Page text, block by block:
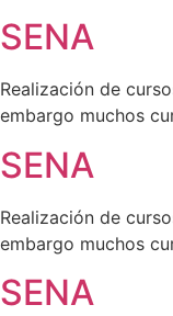
SENA
Realización de
embargo muchos
SENA
Realización de
embargo muchos
SENA